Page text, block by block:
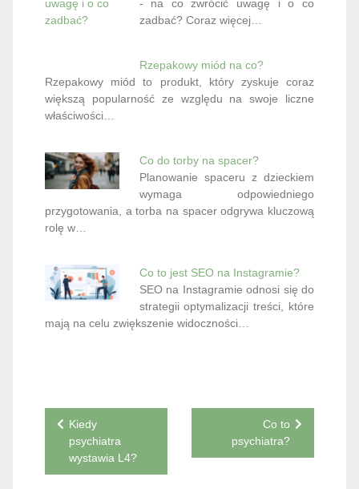
- na co zwrócić uwagę i o co
zadbać? Coraz więcej…
Rzepakowy miód na co?
Rzepakowy miód to produkt, który zyskuje coraz
większą popularność ze względu na swoje liczne
właściwości…
Co do torby na spacer?
Planowanie spaceru z dzieckiem
wymaga odpowiedniego
przygotowania, a torba na spacer odgrywa kluczową
rolę w…
Co to jest SEO na Instagramie?
SEO na Instagramie odnosi się do
strategii optymalizacji treści, które
mają na celu zwiększenie widoczności…
Nawigacja
wpisu
Kiedy
psychiatra
wystawia L4?
Co to
psychiatra?